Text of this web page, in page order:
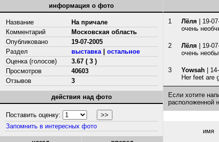
информация о фото
Название
На причале
Комментарий
Московская область
Опубликовано
19-07-2005
Раздел
выставка| остальное
Оценка (голосов)
3.67 ( 3 )
Просмотров
40603
Отзывов
3
действия над фото
Поставить оценку:
Запомнить в интересных фото
1 Лёля | 19-
очень
2 Лёля | 19-
очень
3 Yowsah |
Her feet are
Если хотите
расположенной
имя